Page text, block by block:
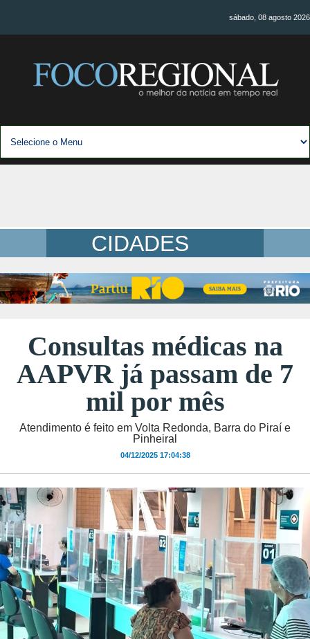
sábado, 08 agosto 2026
CIDADES
Consultas médicas na
AAPVR já passam de 7
mil por mês
Atendimento é feito em Volta Redonda, Barra do Piraí e
Pinheiral
04/12/2025 17:04:38